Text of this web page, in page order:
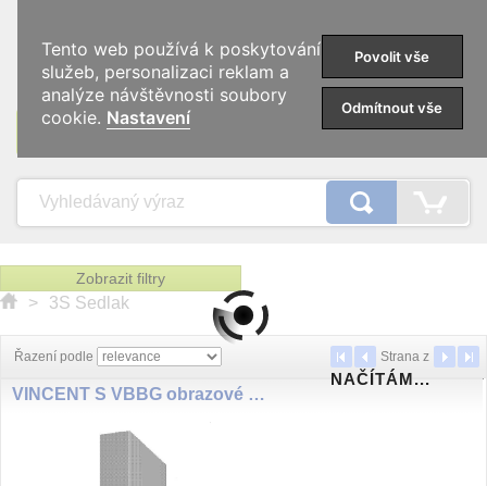
KATEGORIE
Zobrazit filtry
> 3S Sedlak
Řazení podle Strana z
NAČÍTÁM...
VINCENT S VBBG obrazové čidlo
Tento web používá k poskytování
služeb, personalizaci reklam a
analýze návštěvnosti soubory
cookie. Nastavení
Povolit vše
Odmítnout vše